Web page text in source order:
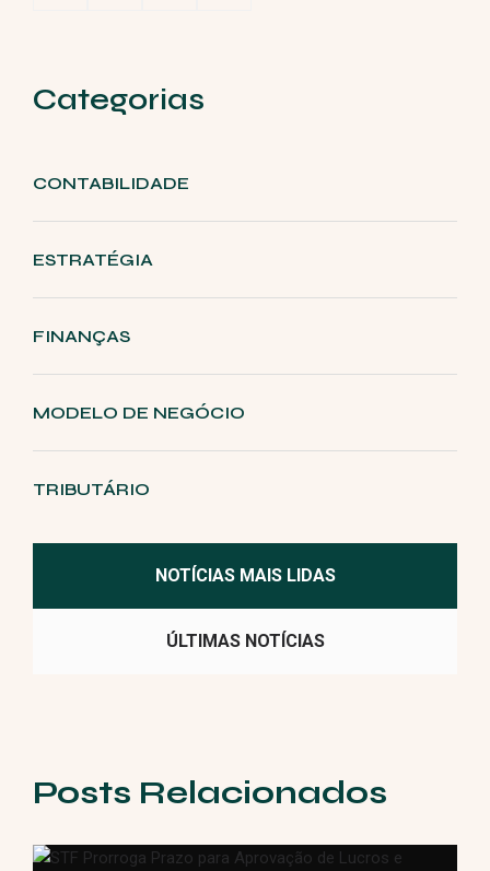
Categorias
CONTABILIDADE
ESTRATÉGIA
FINANÇAS
MODELO DE NEGÓCIO
TRIBUTÁRIO
NOTÍCIAS MAIS LIDAS
ÚLTIMAS NOTÍCIAS
Posts Relacionados